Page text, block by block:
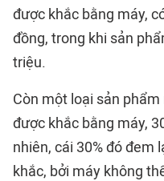
được khắc bằng máy,
đồng, trong khi sản
triệu.
Còn một loại sản phẩm
được khắc bằng máy,
nhiên, cái 30% đó đem
khắc, bởi máy không